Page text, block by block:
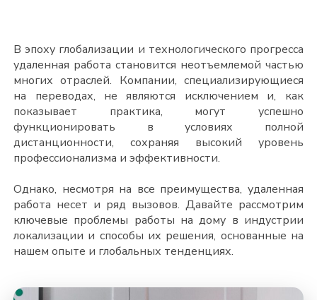
В эпоху глобализации и технологического прогресса
удаленная работа становится неотъемлемой частью
многих отраслей. Компании, специализирующиеся
на переводах, не являются исключением и, как
показывает практика, могут успешно
функционировать в условиях полной
дистанционности, сохраняя высокий уровень
профессионализма и эффективности.
Однако, несмотря на все преимущества, удаленная
работа несет и ряд вызовов. Давайте рассмотрим
ключевые проблемы работы на дому в индустрии
локализации и способы их решения, основанные на
нашем опыте и глобальных тенденциях.